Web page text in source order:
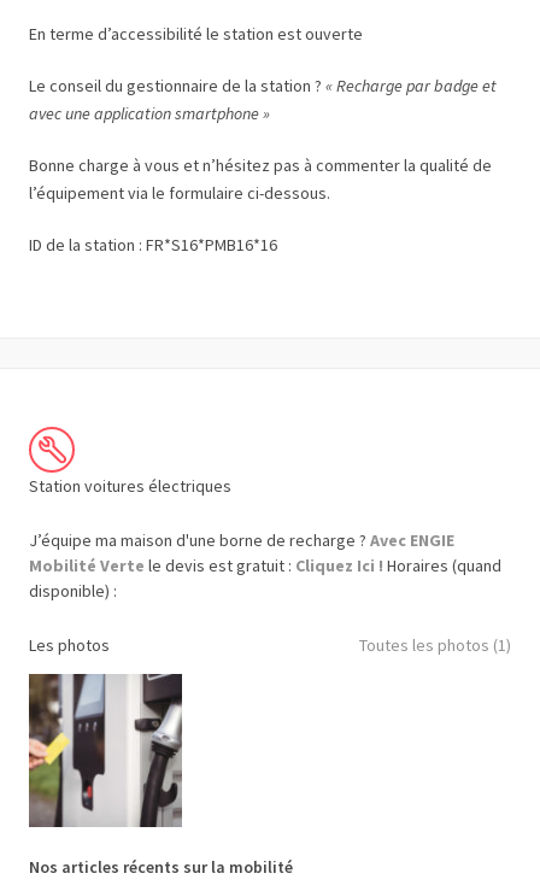
En terme d’accessibilité le station est ouverte
Le conseil du gestionnaire de la station ? « Recharge par badge et
avec une application smartphone »
Bonne charge à vous et n’hésitez pas à commenter la qualité de
l’équipement via le formulaire ci-dessous.
ID de la station : FR*S16*PMB16*16
Station voitures électriques
J’équipe ma maison d'une borne de recharge ? Avec ENGIE
Mobilité Verte le devis est gratuit : Cliquez Ici ! Horaires (quand
disponible) :
Les photos Toutes les photos (1)
Nos articles récents sur la mobilité